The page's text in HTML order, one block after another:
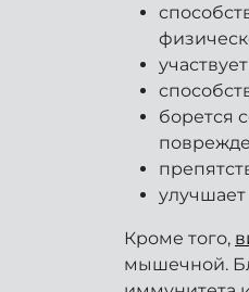
борется
Кроме того,
мышечной.